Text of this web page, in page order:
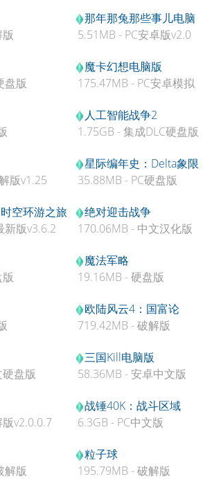
那年那兔那些事儿电脑
版
5.51MB - PC安卓版v2.0
盘版
魔卡幻想电脑版
175.47MB - PC安卓模拟
人工智能战争2
1.75GB - 集成DLC硬盘版
版v1.25
星际编年史：Delta象限
35.88MB - PC硬盘版
空环游之旅
新版v3.6.2
绝对迎击战争
170.06MB - 中文汉化版
魔法军略
19.16MB - 硬盘版
欧陆风云4：国富论
719.42MB - 破解版
盘版
三国Kill电脑版
58.36MB - 安卓中文版
v2.0.0.7
战锤40K：战斗区域
6.3GB - PC中文版
解版
粒子球
195.79MB - 破解版